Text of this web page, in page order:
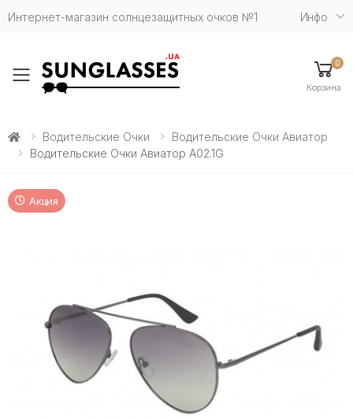
Интернет-магазин солнцезащитных очков №1 Инфо
Toggle mobile menu
0
Корзина
Водительские Очки
Водительские Очки Авиатор
Водительские Очки Авиатор A02.1G
Акция